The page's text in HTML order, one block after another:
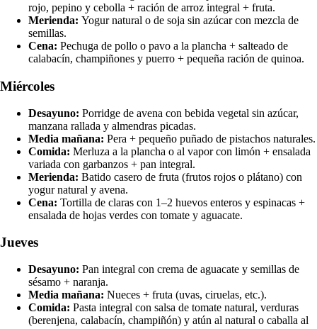
rojo, pepino y cebolla + ración de arroz integral + fruta.
Merienda: Yogur natural o de soja sin azúcar con mezcla de
semillas.
Cena: Pechuga de pollo o pavo a la plancha + salteado de
calabacín, champiñones y puerro + pequeña ración de quinoa.
Miércoles
Desayuno: Porridge de avena con bebida vegetal sin azúcar,
manzana rallada y almendras picadas.
Media mañana: Pera + pequeño puñado de pistachos naturales.
Comida: Merluza a la plancha o al vapor con limón + ensalada
variada con garbanzos + pan integral.
Merienda: Batido casero de fruta (frutos rojos o plátano) con
yogur natural y avena.
Cena: Tortilla de claras con 1–2 huevos enteros y espinacas +
ensalada de hojas verdes con tomate y aguacate.
Jueves
Desayuno: Pan integral con crema de aguacate y semillas de
sésamo + naranja.
Media mañana: Nueces + fruta (uvas, ciruelas, etc.).
Comida: Pasta integral con salsa de tomate natural, verduras
(berenjena, calabacín, champiñón) y atún al natural o caballa al